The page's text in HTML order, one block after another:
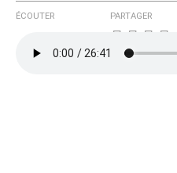
ÉCOUTER PARTAGER